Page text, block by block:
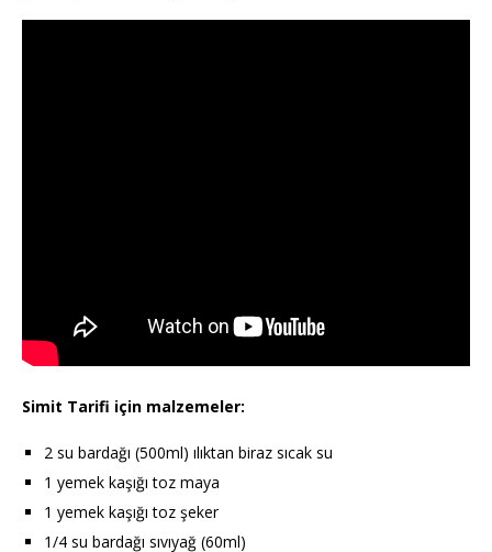
Simit Tarifi için malzemeler:
2 su bardağı (500ml) ılıktan biraz sıcak su
1 yemek kaşığı toz maya
1 yemek kaşığı toz şeker
1/4 su bardağı sıvıyağ (60ml)